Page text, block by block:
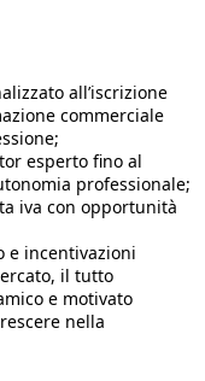
all’iscrizione
commerciale
esperto fino al
professionale;
iva con opportunità
e incentivazioni
il tutto
e motivato
nella